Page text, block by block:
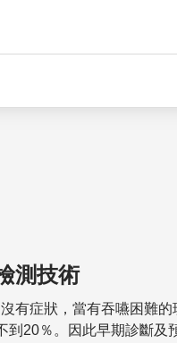
測技術
有症狀，當有吞嚥困難
到20％。因此早期診斷及